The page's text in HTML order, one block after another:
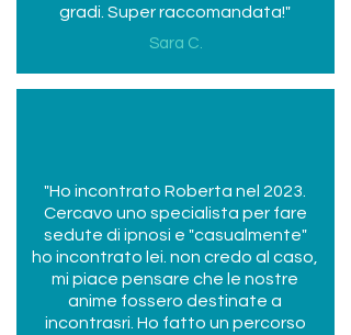
gradi. Super raccomandata!"
Sara C.
"Ho incontrato Roberta nel 2023.
Cercavo uno specialista per fare
sedute di ipnosi e "casualmente"
ho incontrato lei. non credo al caso,
mi piace pensare che le nostre
anime fossero destinate a
incontrasri. Ho fatto un percorso